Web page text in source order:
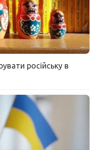
російську в